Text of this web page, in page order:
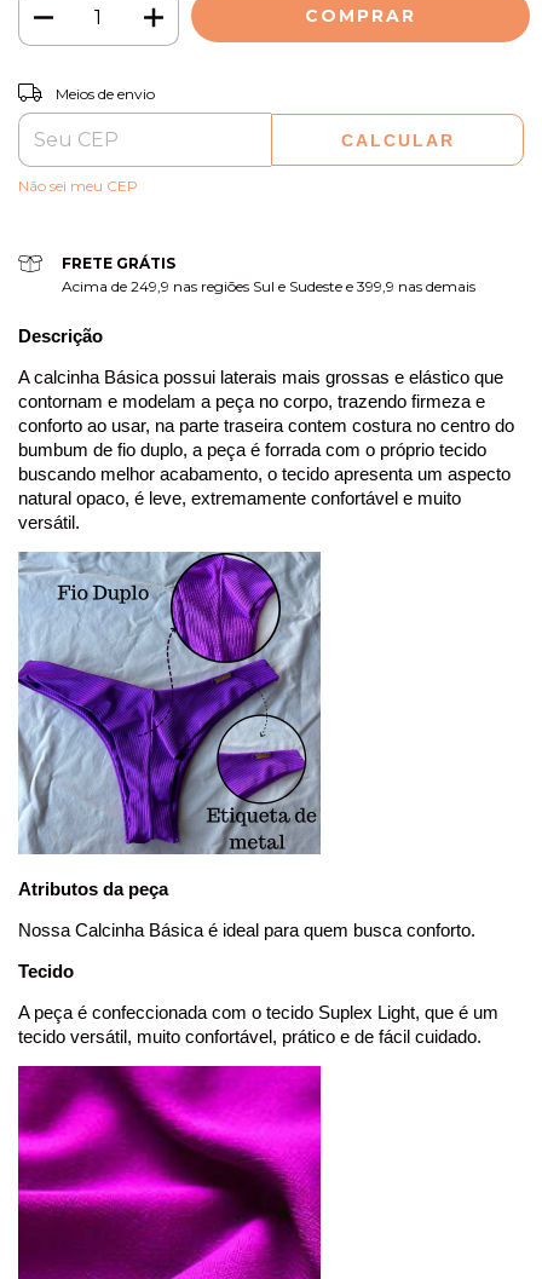
Entregas para o CEP:
Meios de envio
CALCULAR
Não sei meu CEP
FRETE GRÁTIS
Acima de 249,9 nas regiões Sul e Sudeste e 399,9 nas demais
Descrição
A calcinha Básica possui laterais mais grossas e elástico que
contornam e modelam a peça no corpo, trazendo firmeza e
conforto ao usar, na parte traseira contem costura no centro do
bumbum de fio duplo, a peça é forrada com o próprio tecido
buscando melhor acabamento, o tecido apresenta um aspecto
natural opaco, é leve, extremamente confortável e muito
versátil.
Atributos da peça
Nossa Calcinha Básica é ideal para quem busca conforto.
Tecido
A peça é confeccionada com o tecido Suplex Light, que é um
tecido versátil, muito confortável, prático e de fácil cuidado.